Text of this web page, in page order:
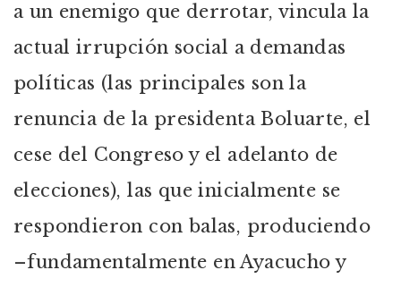
a un enemigo que derrotar, vincula la
actual irrupción social a demandas
políticas (las principales son la
renuncia de la presidenta Boluarte, el
cese del Congreso y el adelanto de
elecciones), las que inicialmente se
respondieron con balas, produciendo
–fundamentalmente en Ayacucho y